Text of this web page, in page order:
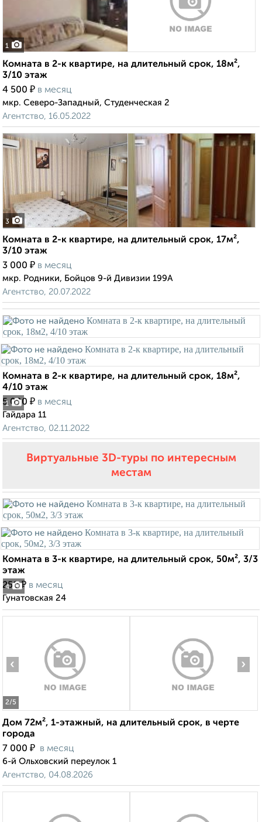
1
Комната в 2-к квартире, на длительный срок, 18м²,
3/10 этаж
4 500 ₽ в месяц
мкр. Северо-Западный, Студенческая 2
Агентство, 16.05.2022
3
Комната в 2-к квартире, на длительный срок, 17м²,
3/10 этаж
3 000 ₽ в месяц
мкр. Родники, Бойцов 9-й Дивизии 199А
Агентство, 20.07.2022
1
Комната в 2-к квартире, на длительный срок, 18м²,
4/10 этаж
5 000 ₽ в месяц
Гайдара 11
Агентство, 02.11.2022
Виртуальные 3D-туры по интересным
местам
4
Комната в 3-к квартире, на длительный срок, 50м², 3/3
этаж
250₽ в месяц
Гунатовская 24
2/5
‹ ›
Дом 72м², 1-этажный, на длительный срок, в черте
города
7 000 ₽ в месяц
6-й Ольховский переулок 1
Агентство, 04.08.2026